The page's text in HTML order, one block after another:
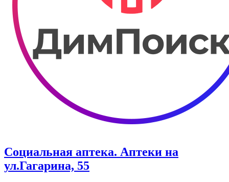
Социальная аптека. Аптеки на
ул.Гагарина, 55